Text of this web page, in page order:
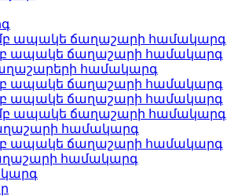
ապակե ճաղաշարի համակարգ
ապակե ճաղաշարի համակարգ
համակարգ
ապակե ճաղաշարի համակարգ
ապակե ճաղաշարի համակարգ
ապակե ճաղաշարի համակարգ
համակարգ
ապակե ճաղաշարի համակարգ
համակարգ